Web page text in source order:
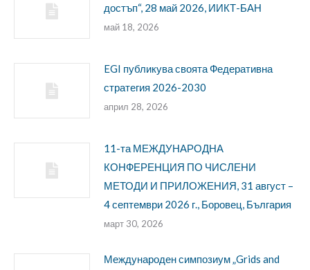
достъп“, 28 май 2026, ИИКТ-БАН
май 18, 2026
EGI публикува своята Федеративна
стратегия 2026-2030
април 28, 2026
11-та МЕЖДУНАРОДНА
КОНФЕРЕНЦИЯ ПО ЧИСЛЕНИ
МЕТОДИ И ПРИЛОЖЕНИЯ, 31 август –
4 септември 2026 г., Боровец, България
март 30, 2026
Международен симпозиум „Grids and